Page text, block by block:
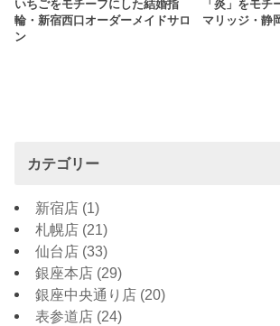
いちごをモチーフにした結婚指
輪・新宿西口オーダーメイドサロ
ン
「炎」をモチ
マリッジ・静
カテゴリー
新宿店 (1)
札幌店 (21)
仙台店 (33)
銀座本店 (29)
銀座中央通り店 (20)
表参道店 (24)